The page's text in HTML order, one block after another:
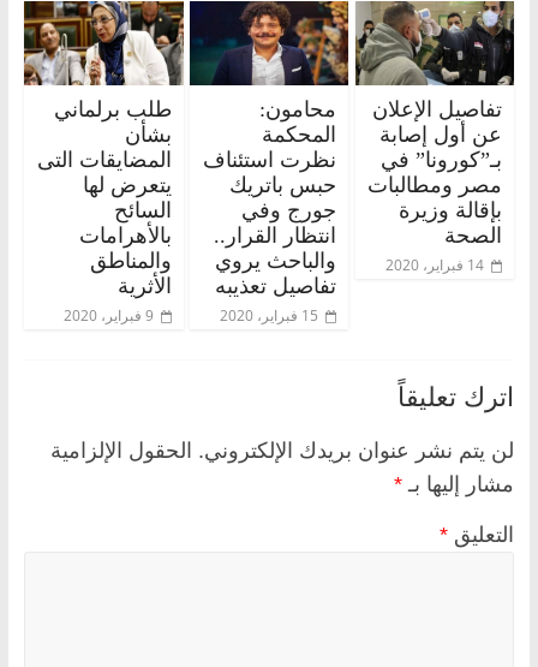
تفاصيل الإعلان
عن أول إصابة
بـ”كورونا” في
مصر ومطالبات
بإقالة وزيرة
الصحة
14 فبراير، 2020
محامون:
المحكمة
نظرت استئناف
حبس باتريك
جورج وفي
انتظار القرار..
والباحث يروي
تفاصيل تعذيبه
15 فبراير، 2020
طلب برلماني
بشأن
المضايقات التى
يتعرض لها
السائح
بالأهرامات
والمناطق
الأثرية
9 فبراير، 2020
اترك تعليقاً
لن يتم نشر عنوان بريدك الإلكتروني. الحقول الإلزامية
مشار إليها بـ *
التعليق *